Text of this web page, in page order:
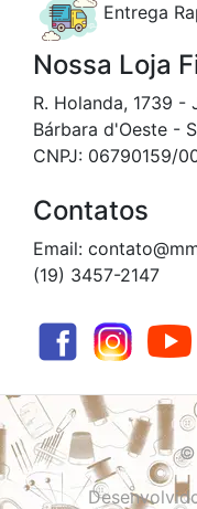
Entrega
Nossa Loja
R. Holanda, 1739 -
Bárbara d'Oeste -
CNPJ: 06790159/
Contatos
Email:
(19) 3457-2147
©